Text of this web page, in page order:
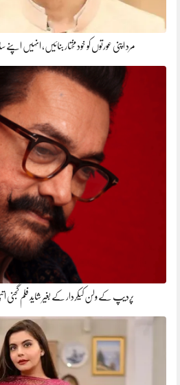
مرد اپنی عورتوں کو خود مختار بنائیں، انہیں اپنے
پردیپ کے ولن کیکردار کے بغیر شاید فلم گجنی